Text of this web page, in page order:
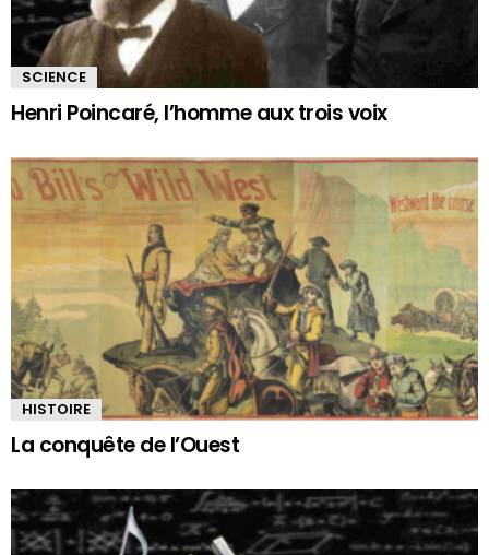
SCIENCE
Henri Poincaré, l’homme aux trois voix
HISTOIRE
La conquête de l’Ouest